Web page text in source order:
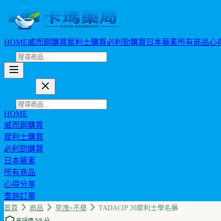
HOME威而鋼購買犀利士購買必利勁購買 日本藤素所有商品心
HOME
威而鋼購買
犀利士購買
必利勁購買
日本藤素
所有商品
心得分享
查詢訂單
首頁 商品 早洩+不舉 TADACIP 20犀利士學名藥